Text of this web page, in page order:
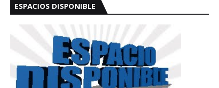
ESPACIOS DISPONIBLE